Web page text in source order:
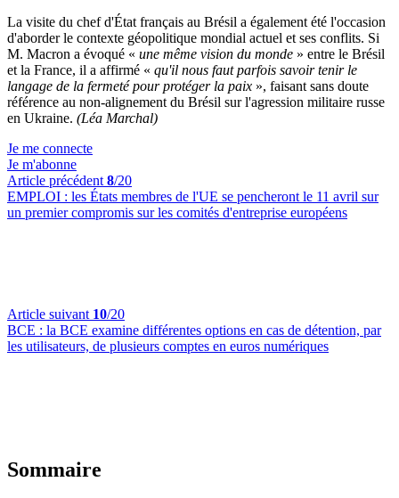
La visite du chef d'État français au Brésil a également été l'occasion
d'aborder le contexte géopolitique mondial actuel et ses conflits. Si
M. Macron a évoqué « une même vision du monde » entre le Brésil
et la France, il a affirmé « qu'il nous faut parfois savoir tenir le
langage de la fermeté pour protéger la paix », faisant sans doute
référence au non-alignement du Brésil sur l'agression militaire russe
en Ukraine. (Léa Marchal)
Je me connecte
Je m'abonne
Article précédent 8/20
EMPLOI : les États membres de l'UE se pencheront le 11 avril sur
un premier compromis sur les comités d'entreprise européens
Article suivant 10/20
BCE : la BCE examine différentes options en cas de détention, par
les utilisateurs, de plusieurs comptes en euros numériques
Sommaire